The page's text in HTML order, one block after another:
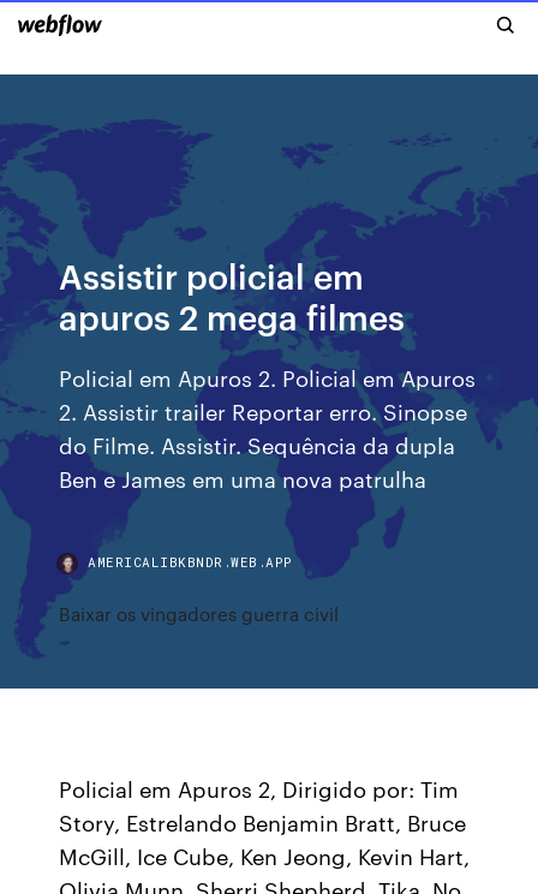
Assistir policial em
apuros 2 mega filmes
Policial em Apuros 2. Policial em Apuros
2. Assistir trailer Reportar erro. Sinopse
do Filme. Assistir. Sequência da dupla
Ben e James em uma nova patrulha
AMERICALIBKBNDR.WEB.APP
Baixar os vingadores guerra civil
Policial em Apuros 2, Dirigido por: Tim
Story, Estrelando Benjamin Bratt, Bruce
McGill, Ice Cube, Ken Jeong, Kevin Hart,